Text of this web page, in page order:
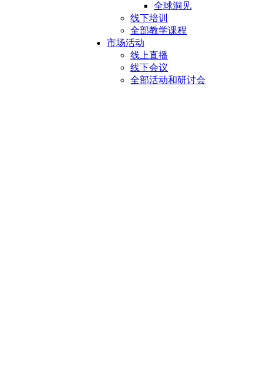
全球洞见
线下培训
全部教学课程
市场活动
线上直播
线下会议
全部活动和研讨会